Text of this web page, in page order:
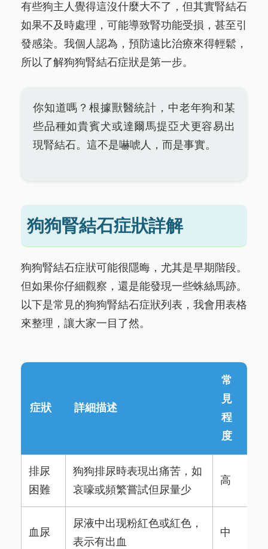
有些狗主人覺得這沒什麼大不了，但其實腎結石
如果不及時處理，可能導致腎功能受損，甚至引
發感染。我個人認為，預防遠比治療來得輕鬆，
所以了解狗狗腎結石症狀是第一步。
你知道嗎？根據獸醫統計，中老年狗和某
些品種如貴賓犬或達爾馬提亞犬更容易出
現腎結石。這不是嚇唬人，而是事實。
狗狗腎結石症狀詳解
狗狗腎結石症狀可能很隱晦，尤其是早期階段。
但如果你仔細觀察，還是能發現一些蛛絲馬跡。
以下是常見的狗狗腎結石症狀列表，我會用表格
來整理，讓大家一目了然。
症狀 詳細描述
常
見
程
度
排尿
困難
狗狗排尿時表現出痛苦，如
哀嚎或頻繁嘗試但尿量少
高
血尿
尿液中出现粉紅色或紅色，
表示有出血
中